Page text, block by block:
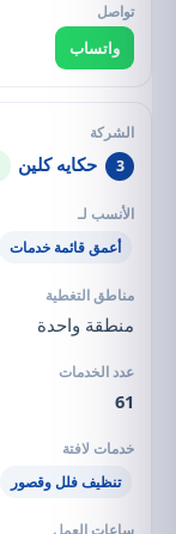
واتساب
3 حكايه كلين
أعمق قائمة خدمات
منطقة واحدة
61
تنظيف فلل وقصور